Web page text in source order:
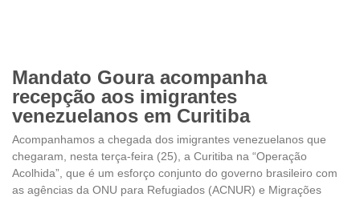
Mandato Goura acompanha
recepção aos imigrantes
venezuelanos em Curitiba
Acompanhamos a chegada dos imigrantes venezuelanos que
chegaram, nesta terça-feira (25), a Curitiba na “Operação
Acolhida”, que é um esforço conjunto do governo brasileiro com
as agências da ONU para Refugiados (ACNUR) e Migrações